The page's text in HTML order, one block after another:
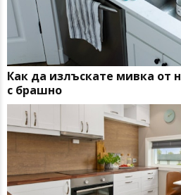
Как да излъскате мивка от
с брашно